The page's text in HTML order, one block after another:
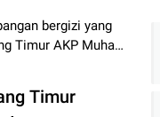
bergizi yang
Timur AKP Muha…
Timur